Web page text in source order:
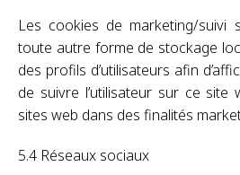
Les cookies de marketing/suivi
toute autre forme de stockage
des profils d’utilisateurs afin
de suivre l’utilisateur sur ce site
sites web dans des finalités
5.4 Réseaux sociaux